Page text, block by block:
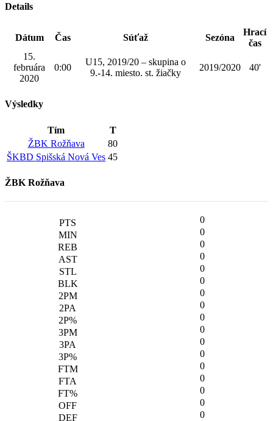
Details
Dátum Čas Súťaž Sezóna
Hrací
čas
15.
februára
2020
0:00
U15, 2019/20 – skupina o
9.-14. miesto. st. žiačky
2019/2020 40'
Výsledky
Tím
T
ŽBK Rožňava
80
ŠKBD Spišská Nová Ves 45
ŽBK Rožňava
0
0
0
0
0
0
0
0
0
0
0
0
0
0
0
0
0